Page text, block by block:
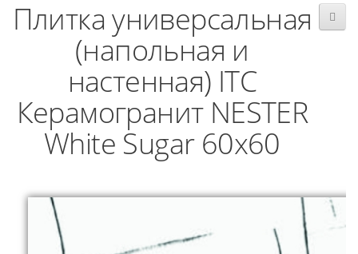
Плитка универсальная
(напольная и
настенная) ITC
Керамогранит NESTER
White Sugar 60x60